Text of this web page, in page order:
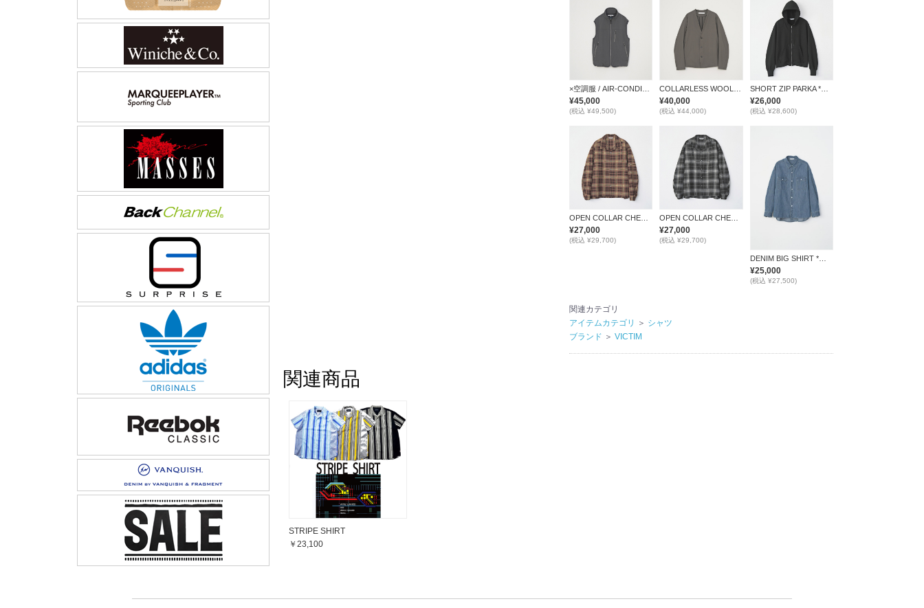
¥45,000
(税込 ¥49,500)
¥40,000
(税込 ¥44,000)
SHORT ZIP PARKA *ブラック*
¥26,000
(税込 ¥28,600)
¥27,000
(税込 ¥29,700)
¥27,000
(税込 ¥29,700)
DENIM BIG SHIRT *ブルー*
¥25,000
(税込 ¥27,500)
関連カテゴリ
アイテムカテゴリ
＞ シャツ
ブランド ＞ VICTIM
関連商品
STRIPE SHIRT
￥23,100